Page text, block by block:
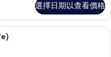
選擇日期以查看價格
羽絨被、迷你吧、客房內保險箱、書桌